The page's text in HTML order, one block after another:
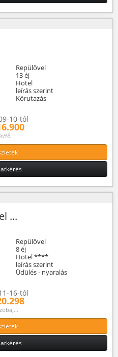
Repülővel
13 éj
Hotel
leírás szerint
Körutazás
10-tól
fő
...
Repülővel
8 éj
Hotel ****
leírás szerint
Üdülés - nyaralás
16-tól